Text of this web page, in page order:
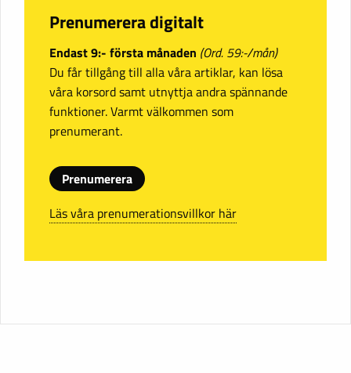
Prenumerera digitalt
Endast 9:- första månaden (Ord. 59:-/mån)
Du får tillgång till alla våra artiklar, kan lösa
våra korsord samt utnyttja andra spännande
funktioner. Varmt välkommen som
prenumerant.
Prenumerera
Läs våra prenumerationsvillkor här